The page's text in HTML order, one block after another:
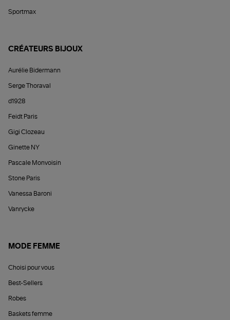
Sportmax
CRÉATEURS BIJOUX
Aurélie Bidermann
Serge Thoraval
d1928
Feidt Paris
Gigi Clozeau
Ginette NY
Pascale Monvoisin
Stone Paris
Vanessa Baroni
Vanrycke
MODE FEMME
Choisi pour vous
Best-Sellers
Robes
Baskets femme